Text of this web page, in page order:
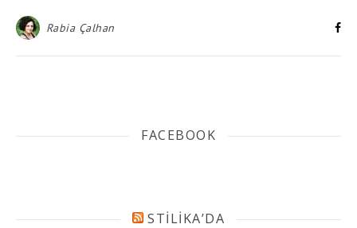
Rabia Çalhan
FACEBOOK
STILIKA’DA